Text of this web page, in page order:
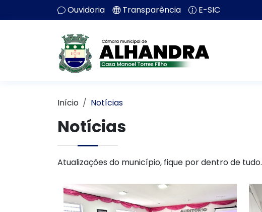
Ouvidoria Transparência E-SIC
Início Notícias
Notícias
Atualizações do município, fique por dentro de tudo.